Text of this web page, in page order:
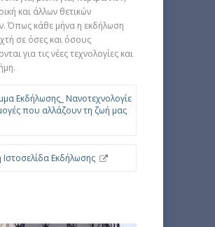
και άλλων θετικών
Όπως κάθε μήνα η εκδήλωση
σε όσες και όσους
για τις νέες τεχνολογίες και
Εκδήλωσης_ Νανοτεχνολογίε
που αλλάζουν τη ζωή μας
Ιστοσελίδα Εκδήλωσης